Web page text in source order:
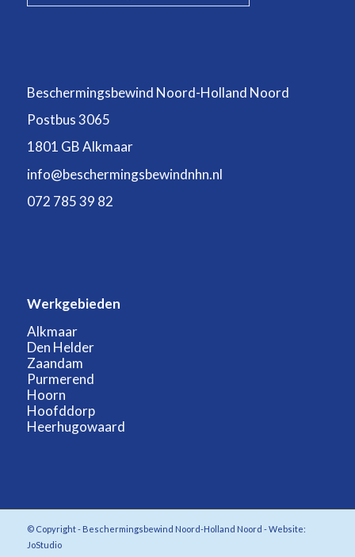
Beschermingsbewind Noord-Holland Noord
Postbus 3065
1801 GB Alkmaar
info@beschermingsbewindnhn.nl
072 785 39 82
Werkgebieden
Alkmaar
Den Helder
Zaandam
Purmerend
Hoorn
Hoofddorp
Heerhugowaard
© Copyright - Beschermingsbewind Noord-Holland Noord - Website:
JoStudio